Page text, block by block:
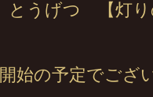
うげつ 【灯り
始の予定でござ